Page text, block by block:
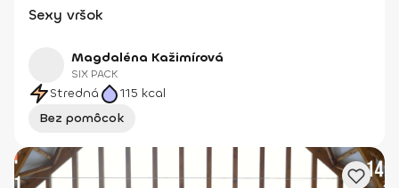
Sexy vršok
Magdaléna Kažimírová
SIX PACK
Stredná 115 kcal
Bez pomôcok